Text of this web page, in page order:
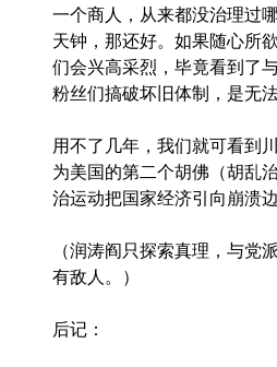
一个商人，从来都没治理过
天钟，那还好。如果随心所
们会兴高采烈，毕竟看到了
粉丝们搞破坏旧体制，是无
用不了几年，我们就可看到
为美国的第二个胡佛（胡乱
治运动把国家经济引向崩溃
（润涛阎只探索真理，与
有敌人。）
后记：